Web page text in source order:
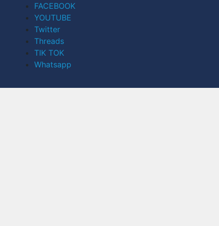
FACEBOOK
YOUTUBE
Twitter
Threads
TIK TOK
Whatsapp